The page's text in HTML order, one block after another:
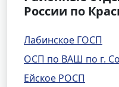
России по
Лабинское ГОСП
ОСП по ВАШ по г.
Ейское РОСП